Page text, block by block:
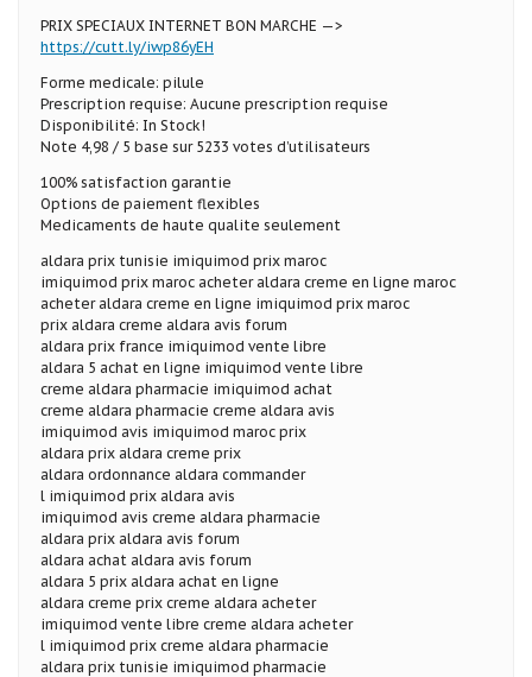
PRIX SPECIAUX INTERNET BON MARCHE —>
https://cutt.ly/iwp86yEH
Forme medicale: pilule
Prescription requise: Aucune prescription requise
Disponibilité: In Stock!
Note 4,98 / 5 base sur 5233 votes d’utilisateurs
100% satisfaction garantie
Options de paiement flexibles
Medicaments de haute qualite seulement
aldara prix tunisie imiquimod prix maroc
imiquimod prix maroc acheter aldara creme en ligne maroc
acheter aldara creme en ligne imiquimod prix maroc
prix aldara creme aldara avis forum
aldara prix france imiquimod vente libre
aldara 5 achat en ligne imiquimod vente libre
creme aldara pharmacie imiquimod achat
creme aldara pharmacie creme aldara avis
imiquimod avis imiquimod maroc prix
aldara prix aldara creme prix
aldara ordonnance aldara commander
l imiquimod prix aldara avis
imiquimod avis creme aldara pharmacie
aldara prix aldara avis forum
aldara achat aldara avis forum
aldara 5 prix aldara achat en ligne
aldara creme prix creme aldara acheter
imiquimod vente libre creme aldara acheter
l imiquimod prix creme aldara pharmacie
aldara prix tunisie imiquimod pharmacie